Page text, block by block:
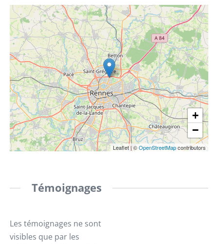
+
−
Leaflet|©OpenStreetMapcontributors
Témoignages
Les témoignages ne sont
visibles que par les